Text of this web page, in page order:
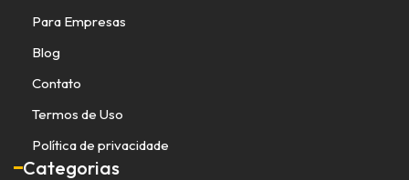
Para Empresas
Blog
Contato
Termos de Uso
Política de privacidade
Categorias